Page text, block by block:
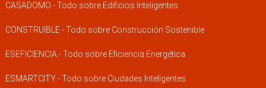
CASADOMO - Todo sobre Edificios Inteligentes
CONSTRUIBLE - Todo sobre Construcción Sostenible
ESEFICIENCIA - Todo sobre Eficiencia Energética
ESMARTCITY - Todo sobre Ciudades Inteligentes